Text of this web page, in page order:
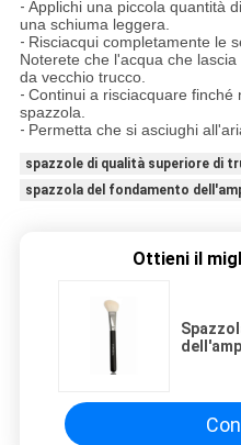
- Applichi una piccola quantità
una schiuma leggera.
- Risciacqui completamente le
Noterete che l'acqua che
da vecchio trucco.
- Continui a risciacquare finché
spazzola.
- Permetta che si asciughi
spazzole di qualità superiore di
spazzola del fondamento
Ottieni il